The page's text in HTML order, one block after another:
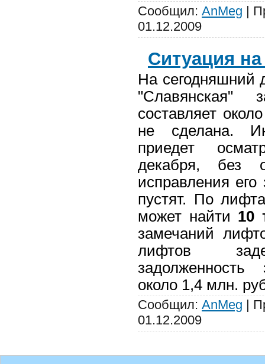
Сообщил: AnMeg |
01.12.2009
Ситуация
На сегодняшний
"Славянская"
составляет
не сделана.
приедет
декабря, без
исправления
пустят. По
может найти 10
замечаний
лифтов
около 1,4 млн.
Сообщил: AnMeg |
01.12.2009